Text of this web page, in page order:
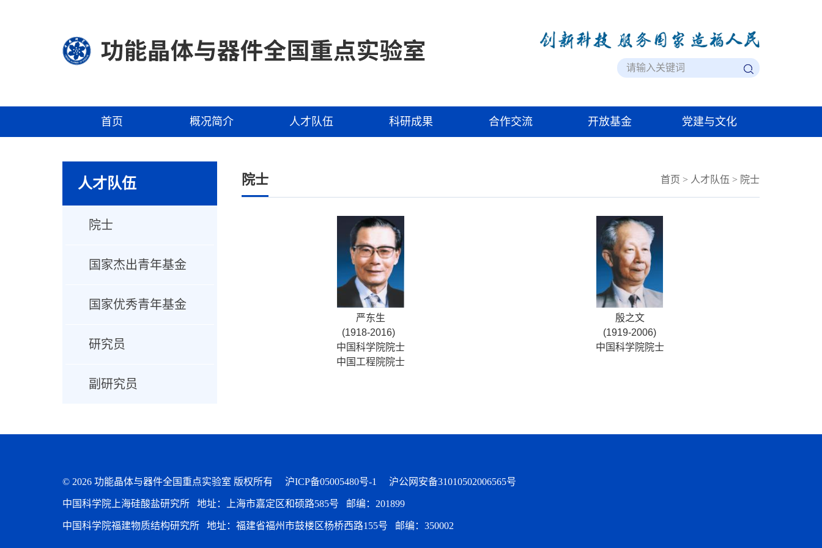
首页 概况简介 人才队伍 科研成果 合作交流 开放基金 党建与文化
人才队伍
院士
国家杰出青年基金
国家优秀青年基金
研究员
副研究员
院士 首页 > 人才队伍 > 院士
严东生
(1918-2016)
中国科学院院士
中国工程院院士
殷之文
(1919-2006)
中国科学院院士
© 2026 功能晶体与器件全国重点实验室 版权所有 沪ICP备05005480号-1 沪公网安备31010502006565号
中国科学院上海硅酸盐研究所 地址：上海市嘉定区和硕路585号 邮编：201899
中国科学院福建物质结构研究所 地址：福建省福州市鼓楼区杨桥西路155号 邮编：350002